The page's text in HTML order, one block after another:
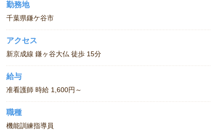
空いた時間をうまく使ってお仕事しませんか？
勤務地
千葉県鎌ケ谷市
アクセス
新京成線 鎌ヶ谷大仏 徒歩 15分
給与
准看護師 時給 1,600円～
職種
機能訓練指導員